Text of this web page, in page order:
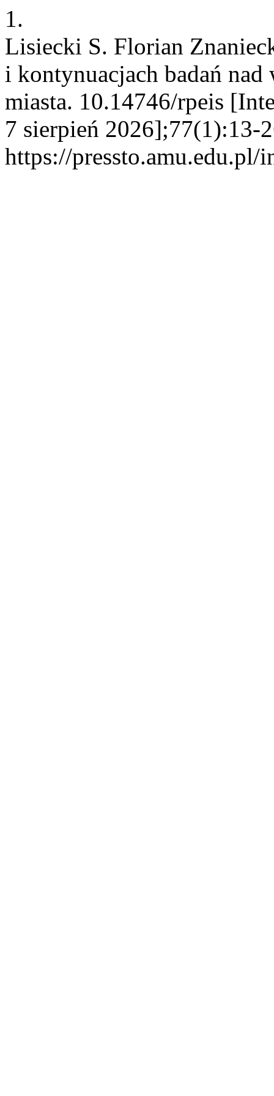
1.
Lisiecki S. Florian
i kontynuacjach badań
miasta. 10.14746/rpeis
7 sierpień 2026];77(1):13-
https://